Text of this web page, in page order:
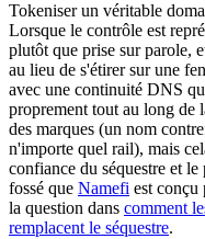
Tokeniser un véritable
Lorsque le contrôle est
plutôt que prise sur parole,
au lieu de s'étirer sur une
avec une continuité DNS
proprement tout au long de
des marques (un nom
n'importe quel rail), mais
confiance du séquestre et
fossé que Namefi est conçu
la question dans comment
remplacent le séquestre.